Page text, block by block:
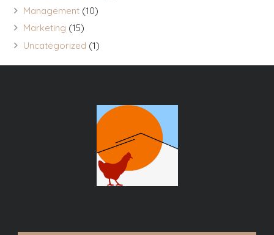
Management(10)
Marketing (15)
Uncategorized (1)